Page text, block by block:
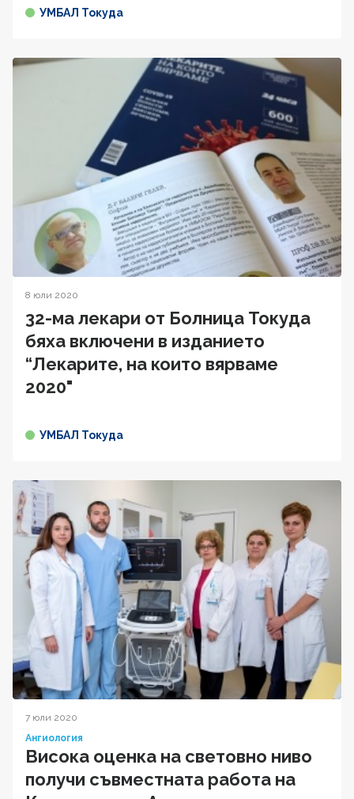
УМБАЛ Токуда
8 юли 2020
32-ма лекари от Болница Токуда
бяха включени в изданието
“Лекарите, на които вярваме
2020"
УМБАЛ Токуда
7 юли 2020
Ангиология
Висока оценка на световно ниво
получи съвместната работа на